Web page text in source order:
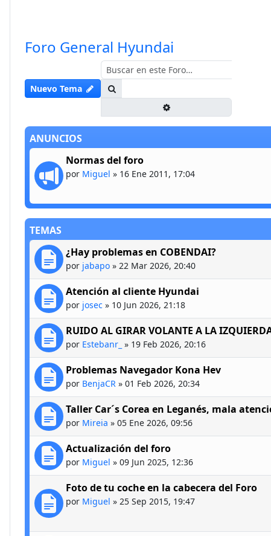
Foro General Hyundai
Nuevo Tema
ANUNCIOS
Normas del foro
por Miguel » 16 Ene 2011, 17:04
TEMAS
¿Hay problemas en COBENDAI?
por jabapo » 22 Mar 2026, 20:40
Atención al cliente Hyundai
por josec » 10 Jun 2026, 21:18
RUIDO AL GIRAR VOLANTE A LA
por Estebanr_ » 19 Feb 2026, 20:16
Problemas Navegador Kona Hev
por BenjaCR » 01 Feb 2026, 20:34
Taller Car´s Corea en Leganés, mala
por Mireia » 05 Ene 2026, 09:56
Actualización del foro
por Miguel » 09 Jun 2025, 12:36
Foto de tu coche en la cabecera del Foro
por Miguel » 25 Sep 2015, 19:47